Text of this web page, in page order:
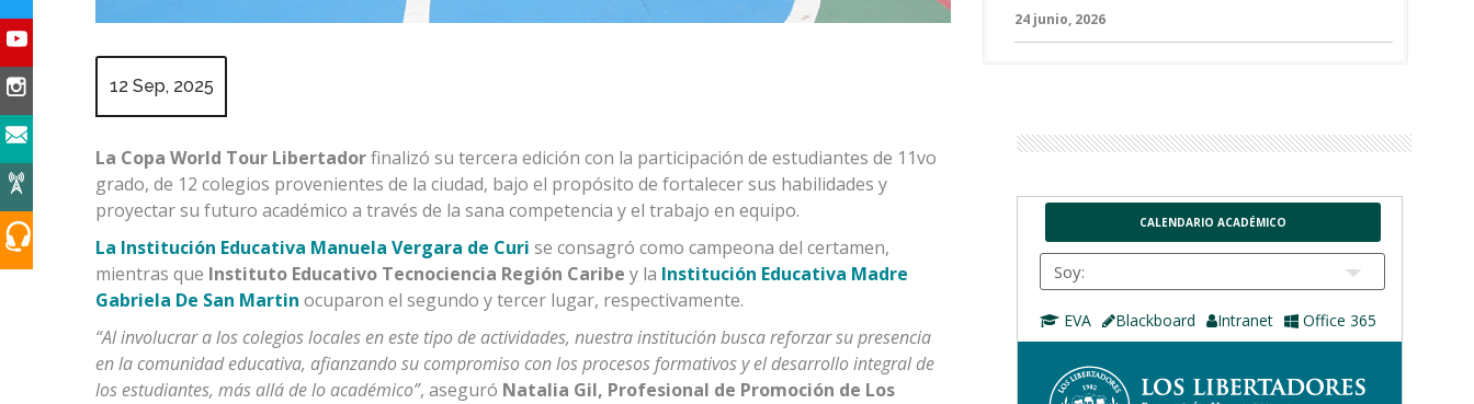
12 Sep, 2025
La Copa World Tour Libertadorfinalizó su tercera edición con la participación de estudiantes de 11vo
grado, de 12 colegios provenientes de la ciudad, bajo el propósito de fortalecer sus habilidades y
proyectar su futuro académico a través de la sana competencia y el trabajo en equipo.
La Institución Educativa Manuela Vergara de Curi se consagró como campeona del certamen,
mientras que Instituto Educativo Tecnociencia Región Caribe y la Institución Educativa Madre
Gabriela De San Martin ocuparon el segundo y tercer lugar, respectivamente.
“Al involucrar a los colegios locales en este tipo de actividades, nuestra institución busca reforzar su presencia
en la comunidad educativa, afianzando su compromiso con los procesos formativos y el desarrollo integral de
los estudiantes, más allá de lo académico”, aseguró Natalia Gil, Profesional de Promoción de Los
24 junio, 2026